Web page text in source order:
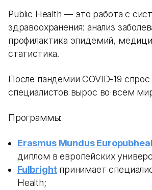
Public Health — это работа с
здравоохранения: анализ
профилактика эпидемий,
статистика.
После пандемии COVID-19 спрос
специалистов вырос во всем
Программы:
Erasmus Mundus
диплом в европейских
Fulbrightпринимает
Health;